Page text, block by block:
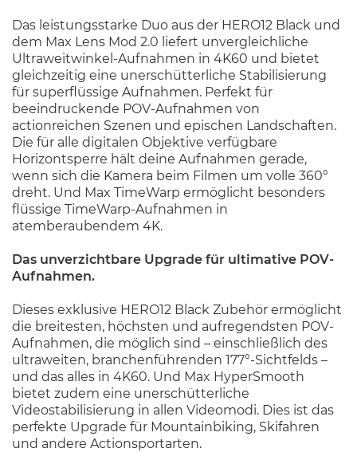
Das leistungsstarke Duo aus der HERO12 Black und
dem Max Lens Mod 2.0 liefert unvergleichliche
Ultraweitwinkel-Aufnahmen in 4K60 und bietet
gleichzeitig eine unerschütterliche Stabilisierung
für superflüssige Aufnahmen. Perfekt für
beeindruckende POV-Aufnahmen von
actionreichen Szenen und epischen Landschaften.
Die für alle digitalen Objektive verfügbare
Horizontsperre hält deine Aufnahmen gerade,
wenn sich die Kamera beim Filmen um volle 360°
dreht. Und Max TimeWarp ermöglicht besonders
flüssige TimeWarp-Aufnahmen in
atemberaubendem 4K.
Das unverzichtbare Upgrade für ultimative POV-
Aufnahmen.
Dieses exklusive HERO12 Black Zubehör ermöglicht
die breitesten, höchsten und aufregendsten POV-
Aufnahmen, die möglich sind – einschließlich des
ultraweiten, branchenführenden 177°-Sichtfelds –
und das alles in 4K60. Und Max HyperSmooth
bietet zudem eine unerschütterliche
Videostabilisierung in allen Videomodi. Dies ist das
perfekte Upgrade für Mountainbiking, Skifahren
und andere Actionsportarten.